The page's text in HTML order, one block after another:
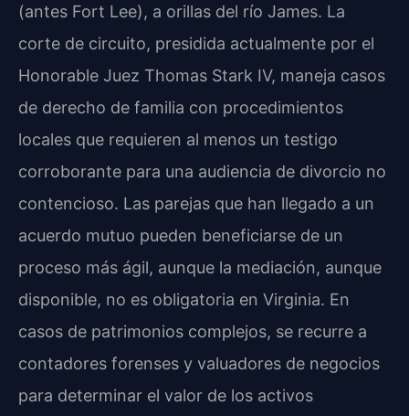
(antes Fort Lee), a orillas del río James. La
corte de circuito, presidida actualmente por el
Honorable Juez Thomas Stark IV, maneja casos
de derecho de familia con procedimientos
locales que requieren al menos un testigo
corroborante para una audiencia de divorcio no
contencioso. Las parejas que han llegado a un
acuerdo mutuo pueden beneficiarse de un
proceso más ágil, aunque la mediación, aunque
disponible, no es obligatoria en Virginia. En
casos de patrimonios complejos, se recurre a
contadores forenses y valuadores de negocios
para determinar el valor de los activos